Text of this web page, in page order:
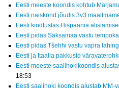
Eesti meeste koondis kohtub
Eesti naiskond jõudis 3v3
Eesti kindlustas Hispaania
Eesti pidas Saksamaa vastu
Eesti pidas Tšehhi vastu vapra
Eesti ja Itaalia pakkusid
Eesti meeste saalihokikoondis
18:53
Eesti saalihoki koondis alustab MM-